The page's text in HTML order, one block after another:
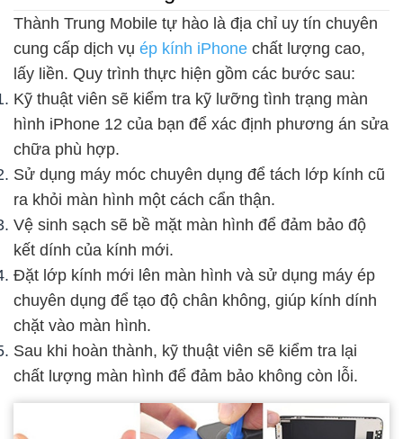
Thành Trung Mobile tự hào là địa chỉ uy tín chuyên
cung cấp dịch vụ ép kính iPhone chất lượng cao,
lấy liền. Quy trình thực hiện gồm các bước sau:
Kỹ thuật viên sẽ kiểm tra kỹ lưỡng tình trạng màn
hình iPhone 12 của bạn để xác định phương án sửa
chữa phù hợp.
Sử dụng máy móc chuyên dụng để tách lớp kính cũ
ra khỏi màn hình một cách cẩn thận.
Vệ sinh sạch sẽ bề mặt màn hình để đảm bảo độ
kết dính của kính mới.
Đặt lớp kính mới lên màn hình và sử dụng máy ép
chuyên dụng để tạo độ chân không, giúp kính dính
chặt vào màn hình.
Sau khi hoàn thành, kỹ thuật viên sẽ kiểm tra lại
chất lượng màn hình để đảm bảo không còn lỗi.